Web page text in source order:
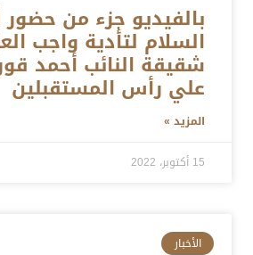
بالفيديو جزء من حضور
السلام لتأدية واجب
شقيقة النائب أحمد
علي رأس المستقبلين
المزيد »
15 أكتوبر، 2022
الأخبار